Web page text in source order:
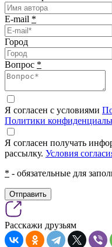
E-mail *
Город
Вопрос *
Я согласен с условиями
Политики
Я согласен получать
рассылку. Условия
* - обязательные для
Отправить
Расскажи друзьям